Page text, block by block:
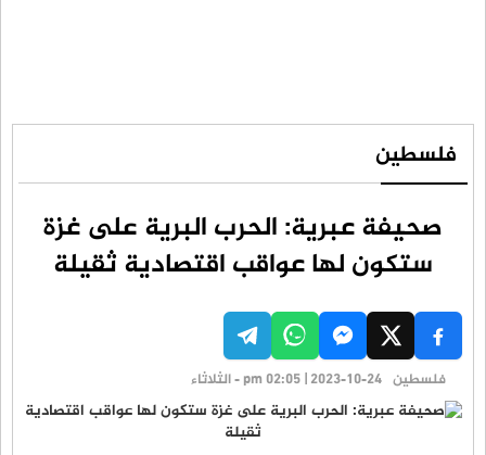
فلسطين
صحيفة عبرية: الحرب البرية على غزة
ستكون لها عواقب اقتصادية ثقيلة
فلسطين pm 02:05 | 2023-10-24 - الثلاثاء